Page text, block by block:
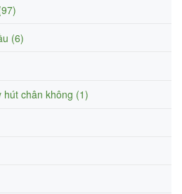
(6)
hút chân không (1)